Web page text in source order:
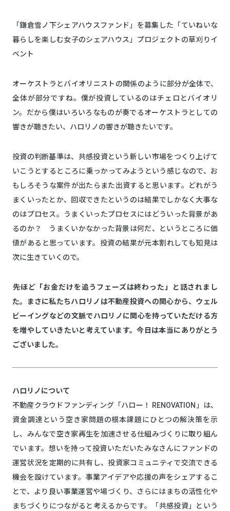
「鎌倉雪ノ下シェアハウスファンド」を募集した「ていねいな
暮らしを楽しむ女子のシェアハウス」プロジェクトの草刈りイ
ベント
オーケストラとバイオリニストの関係のように部分が全体で、
全体が部分ですね。僕が投資しているのはチェロとバイオリ
ン。だから僕はいろいろなものが奏でるオーケストラとしての
響きが聴きたい、ハロリノの響きが聴きたいです。
投資の判断基準は、共感投資という新しい市場をつくり上げて
いこうとするところに乗っかってみようという感じなので、お
もしろそうな案件が出たらまた出資すると思います。どれがう
まくいったとか、回収できたというのは結果でしかなく大事な
のはプロセス。うまくいったプロセスにはどういった背景があ
るのか？ うまくいかなかった背景は何だ、というところに価
値があると思っています。投資の結果が元本割れしても知見は
次に生きていくので。
――先ほど「お金だけを追うフェーズは終わった」と話されまし
た。まさに私たちハロリノは不動産投資への関心から、ウェル
ビーイングなどの文脈でハロリノに関心を持っていただける方
を増やしていきたいと考えています。今日は本当にありがとう
ございました。
ハロリノについて
不動産クラウドファンディング「ハロー！ RENOVATION」は、
資金調達という空き家問題の根本課題にひとつの解決策を示
し、みんなで空き家再生を加速させる仕組みづくりに取り組ん
でいます。想いを持って投資いただいたみなさんにファンドの
運営状況を定期的に共有し、投資家コミュニティで交流できる
機会を設けています。事業アイデアや応援の声をシェアするこ
とで、より良い事業運営や場づくり、さらにはまちの活性化や
まちづくりにつながると考えるからです。「共感投資」という